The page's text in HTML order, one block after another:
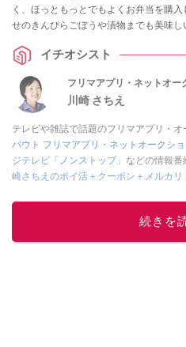
く、ほっともっとでもよくお弁当を購
せのきんぴらごぼうや漬物までも美味
イチオシスト
フリマアプリ・ネットオー
川崎 さちえ
テレビや雑誌で話題のフリマアプリ・オ
バウト フリマアプリ・ネットオークシ
ジテレビ「ノンストップ」 などの情報番
崎さちえのポイ活＋クーポン＋メルカ
的に稼ぐ！』（翔泳社刊）
■経歴：2003年、夫が子育てをするた
続きを